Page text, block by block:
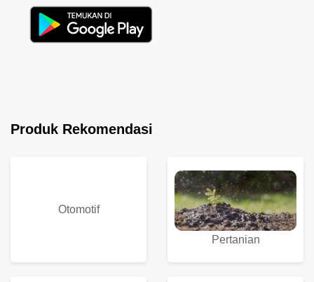
Produk Rekomendasi
Otomotif
Pertanian